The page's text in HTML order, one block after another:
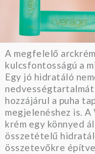
A megfelelő
kulcsfontosságú a
Egy jó hidratáló
hozzájárul a puha
megjelenéshez is. A
krém egy könnyed
összetételű
összetevőkre